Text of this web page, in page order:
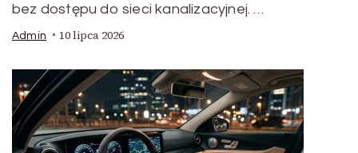
bez dostępu do sieci kanalizacyjnej. …
Admin 10 lipca 2026